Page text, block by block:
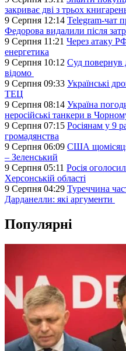
закриває дві з трьох
9 Серпня 12:14 Telegram-чат
Федорова видалили після
9 Серпня 11:21 Через атаку
енергетика
9 Серпня 10:12 Суд повернув
відомо
9 Серпня 09:33 Українські
ТЕЦ
9 Серпня 08:14 Україна
неросійські танкери в
9 Серпня 07:15 Росіянам у 9
громадянства
9 Серпня 06:09 США щомісяця
– Зеленський
9 Серпня 05:11 Росія
Херсонській області
9 Серпня 04:29 Туреччина
Дарданелли: які аргументи
Популярні